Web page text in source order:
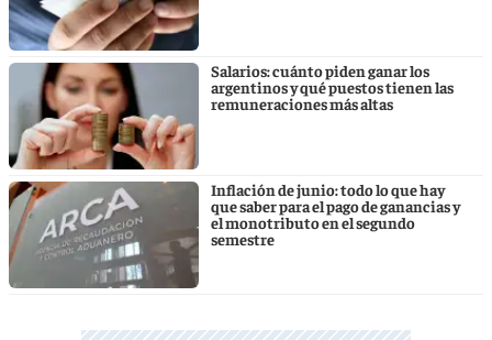
Salarios: cuánto piden ganar los
argentinos y qué puestos tienen las
remuneraciones más altas
Inflación de junio: todo lo que hay
que saber para el pago de ganancias y
el monotributo en el segundo
semestre